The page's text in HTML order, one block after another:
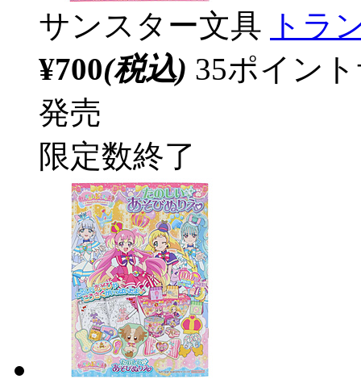
サンスター文具 トラ
¥700(税込) 35ポイン
発売
限定数終了